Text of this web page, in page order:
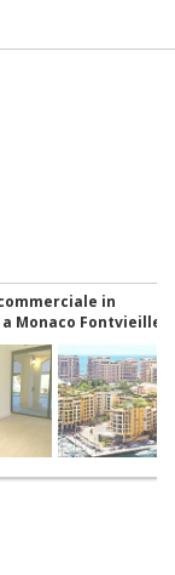
in
Monaco Fontvieille